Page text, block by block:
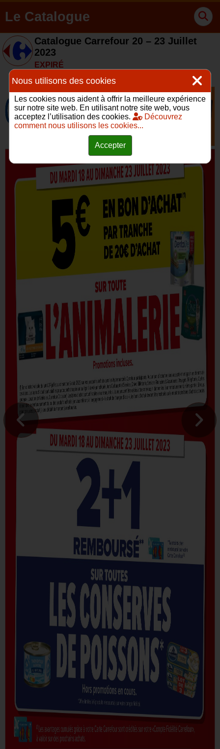
Le Catalogue
Catalogue Carrefour 20 – 23 Juillet
2023
EXPIRÉ
Nous utilisons des cookies
Les cookies nous aident à offrir la meilleure expérience
sur notre site web. En utilisant notre site web, vous
acceptez l’utilisation des cookies.
Découvrez
comment nous utilisons les cookies...
Accepter